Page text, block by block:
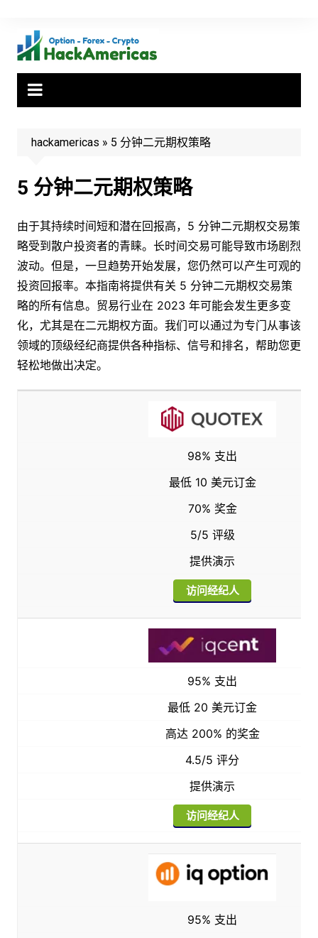
content
hackamericas » 5 分钟二元期权策略
5 分钟二元期权策略
由于其持续时间短和潜在回报高，5 分钟二元期权交易策
略受到散户投资者的青睐。长时间交易可能导致市场剧烈
波动。但是，一旦趋势开始发展，您仍然可以产生可观的
投资回报率。本指南将提供有关 5 分钟二元期权交易策
略的所有信息。贸易行业在 2023 年可能会发生更多变
化，尤其是在二元期权方面。我们可以通过为专门从事该
领域的顶级经纪商提供各种指标、信号和排名，帮助您更
轻松地做出决定。
98% 支出
最低 10 美元订金
70% 奖金
5/5 评级
提供演示
访问经纪人
95% 支出
最低 20 美元订金
高达 200% 的奖金
4.5/5 评分
提供演示
访问经纪人
95% 支出